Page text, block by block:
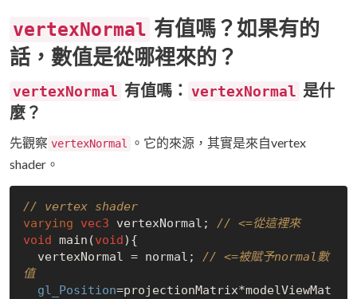
vertexNormal 有值嗎？如果有的
話，數值是從哪裡來的？
vertexNormal 有值嗎： vertexNormal 是什
麼？
先觀察 vertexNormal
。它的來源，其實是來自vertex
shader。
// vertex shader
varying
vec3 vertexNormal; // <=從這裡來
void main(void ){
  vertexNormal = normal;
// <=被賦予normal數
值
gl_Position=projectionMatrix*modelViewMat